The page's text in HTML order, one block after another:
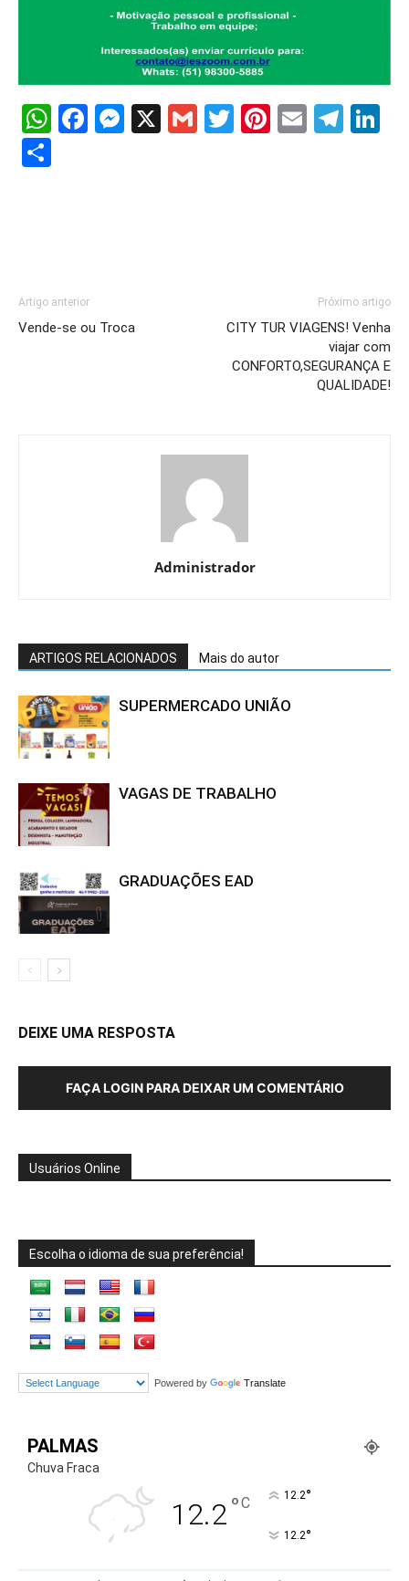
WhatsApp
Facebook
Messenger
X GmailTwitter
Pinterest
Email
Artigo anterior
Vende-se ou Troca
Próximo artigo
CITY TUR VIAGENS! Venha
viajar com
CONFORTO,SEGURANÇA E
QUALIDADE!
Administrador
ARTIGOS RELACIONADOS Mais do autor
SUPERMERCADO UNIÃO
VAGAS DE TRABALHO
GRADUAÇÕES EAD
DEIXE UMA RESPOSTA
FAÇA LOGIN PARA DEIXAR UM COMENTÁRIO
Usuários Online
Escolha o idioma de sua preferência!
Powered by Translate
PALMAS
Chuva Fraca
12.2°C 12.2°
12.2°